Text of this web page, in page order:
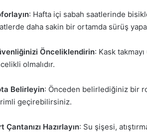
: Hafta içi sabah saatlerinde
daha sakin bir ortamda sürüş
Önceliklendirin: Kask
olmalıdır.
Belirleyin: Önceden belirlediğiniz bir
geçirebilirsiniz.
Çantanızı Hazırlayın: Su şişesi,